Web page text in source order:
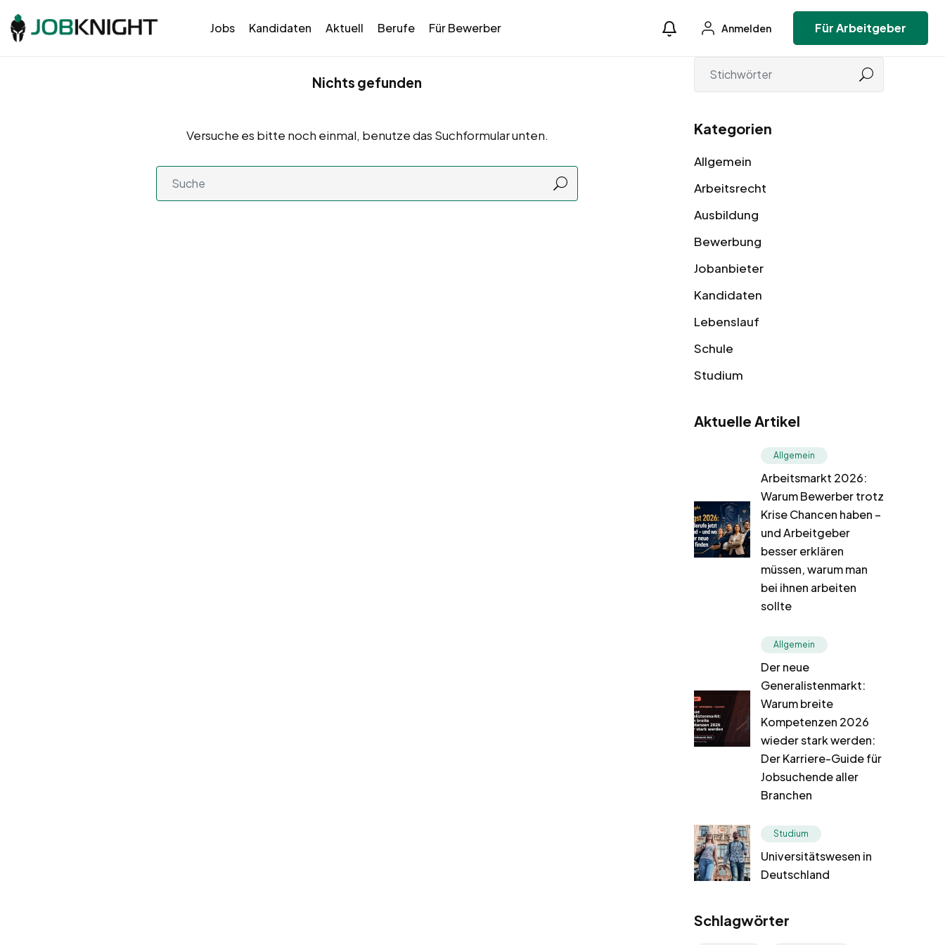
Jobs Kandidaten Aktuell Berufe Für Bewerber Anmelden Für Arbeitgeber
Nichts gefunden
Versuche es bitte noch einmal, benutze das Suchformular unten. Kategorien
Allgemein
Arbeitsrecht
Ausbildung
Bewerbung
Jobanbieter
Kandidaten
Lebenslauf
Schule
Studium
Aktuelle Artikel
Allgemein
Arbeitsmarkt 2026:
Warum Bewerber trotz
Krise Chancen haben –
und Arbeitgeber
besser erklären
müssen, warum man
bei ihnen arbeiten
sollte
Allgemein
Der neue
Generalistenmarkt:
Warum breite
Kompetenzen 2026
wieder stark werden:
Der Karriere-Guide für
Jobsuchende aller
Branchen
Studium
Universitätswesen in
Deutschland
Schlagwörter